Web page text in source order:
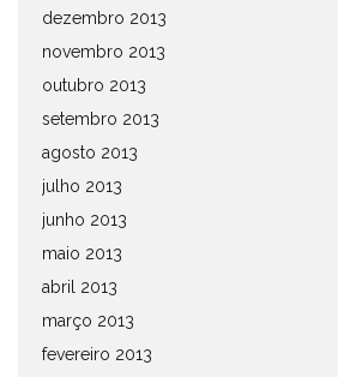
dezembro 2013
novembro 2013
outubro 2013
setembro 2013
agosto 2013
julho 2013
junho 2013
maio 2013
abril 2013
março 2013
fevereiro 2013